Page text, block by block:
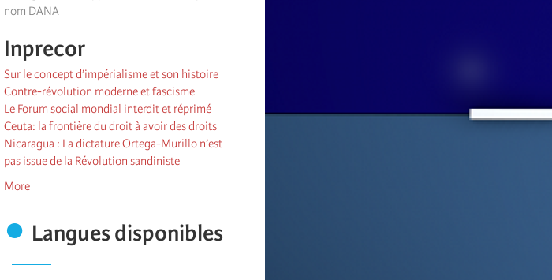
nom DANA
Inprecor
Sur le concept d’impérialisme et son histoire
Contre-révolution moderne et fascisme
Le Forum social mondial interdit et réprimé
Ceuta: la frontière du droit à avoir des droits
Nicaragua : La dictature Ortega-Murillo n’est
pas issue de la Révolution sandiniste
More
Langues disponibles